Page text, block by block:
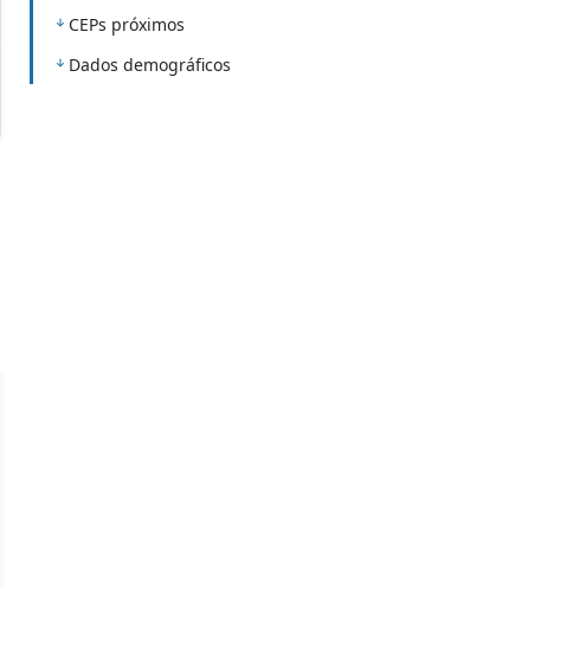
CEPs próximos
Dados demográficos